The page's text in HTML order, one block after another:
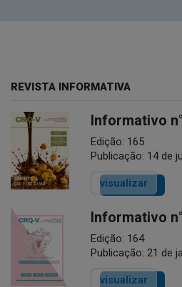
REVISTA INFORMATIVA
Informativo
Edição: 165
Publicação: 14 de
visualizar
Informativo
Edição: 164
Publicação: 21 de
visualizar